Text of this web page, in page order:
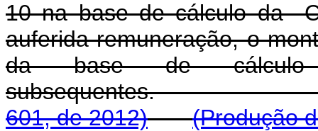
10 na base de cálculo da
auferida remuneração, o
da base de
subsequentes.
601, de 2012)
(Produção